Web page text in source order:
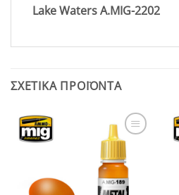
Lake Waters A.MIG-2202
ΣΧΕΤΙΚΆ ΠΡΟΪΌΝΤΑ
Add to
Wishlist